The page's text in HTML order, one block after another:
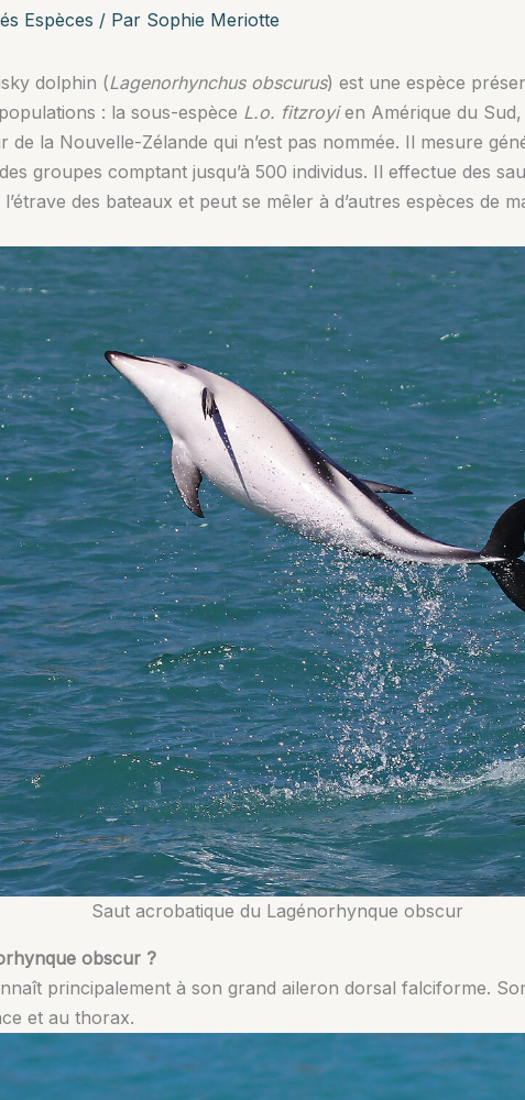
Espèces / Par Sophie Meriotte
dolphin (Lagenorhynchus obscurus) est une espèce
: la sous-espèce L.o. fitzroyien Amérique du Sud,
la Nouvelle-Zélande qui n’est pas nommée. Il mesure
groupes comptant jusqu’à 500 individus. Il effectue des
des bateaux et peut se mêler à d’autres espèces de
Saut acrobatique du Lagénorhynque obscur
obscur ?
principalement à son grand aileron dorsal falciforme.
et au thorax.